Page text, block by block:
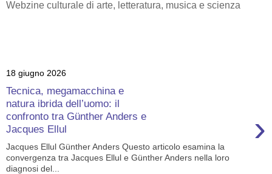
Webzine culturale di arte, letteratura, musica e scienza
18 giugno 2026
Tecnica, megamacchina e
natura ibrida dell’uomo: il
confronto tra Günther Anders e
Jacques Ellul
›
Jacques Ellul Günther Anders Questo articolo esamina la
convergenza tra Jacques Ellul e Günther Anders nella loro
diagnosi del...